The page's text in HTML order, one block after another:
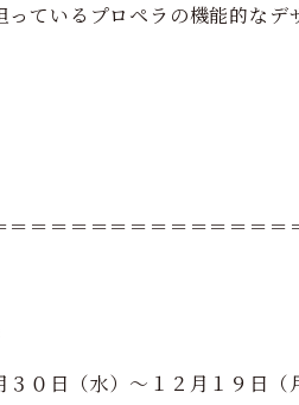
ているプロペラの機能的なデ
＝＝＝＝＝＝＝＝＝＝＝＝＝
０日（水）～１２月１９日（